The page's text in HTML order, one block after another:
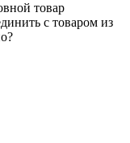
товар
с товаром из